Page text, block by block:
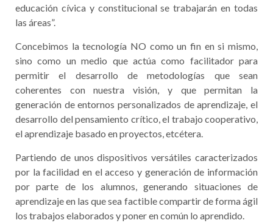
educación cívica y constitucional se trabajarán en todas
las áreas”.
Concebimos la tecnología NO como un fin ensi mismo,
sino como un medio que actúa como facilitador para
permitir el desarrollo de metodologías que sean
coherentes con nuestra visión, y que permitan la
generación de entornos personalizados de aprendizaje, el
desarrollo del pensamiento crítico, el trabajo cooperativo,
el aprendizaje basado en proyectos, etcétera.
Partiendo de unos dispositivos versátiles caracterizados
por la facilidad en el acceso y generación de información
por parte de los alumnos, generando situaciones de
aprendizaje en las que sea factible compartir deforma ágil
los trabajos elaborados y poner en común lo aprendido.